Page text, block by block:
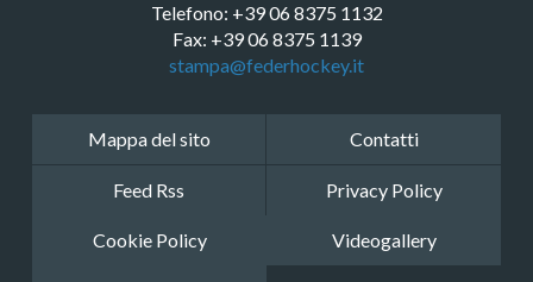
Telefono: +39 06 8375 1132
Fax: +39 06 8375 1139
stampa@federhockey.it
Mappa del sito Contatti
Feed Rss Privacy Policy
Cookie Policy Videogallery